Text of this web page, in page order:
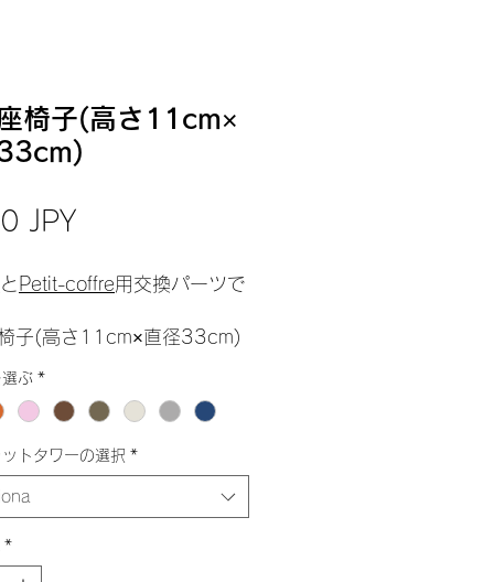
椅子(高さ11cm×
JPYPrezzo
と Petit-coffre用交換パーツで
子(高さ11cm×直径33cm)
ぶ *
トタワーの選択 *
*